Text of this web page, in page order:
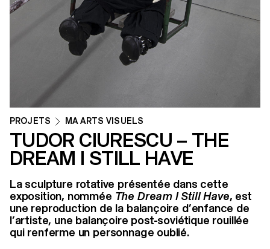
PROJETS MA ARTS VISUELS
TUDOR CIURESCU – THE
DREAM I STILL HAVE
La sculpture rotative présentée dans cette
exposition, nommée The Dream I Still Have, est
une reproduction de la balançoire d’enfance de
l’artiste, une balançoire post-soviétique rouillée
qui renferme un personnage oublié.